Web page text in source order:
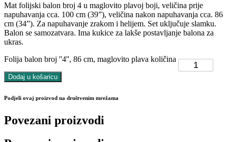
Mat folijski balon broj 4 u maglovito plavoj boji, veličina prije
napuhavanja cca. 100 cm (39”), veličina nakon napuhavanja cca. 86
cm (34”). Za napuhavanje zrakom i helijem. Set uključuje slamku.
Balon se samozatvara. Ima kukice za lakše postavljanje balona za
ukras.
Folija balon broj ''4'', 86 cm, maglovito plava količina
Dodaj u košaricu
Podjeli ovaj proizvod na društvenim mrežama
Povezani proizvodi